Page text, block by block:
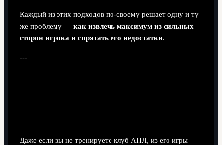
Каждый из этих подходов по-своему решает одну и ту
же проблему — как извлечь максимум из сильных
сторон игрока и спрятать его недостатки.
---
Даже если вы не тренируете клуб АПЛ, из его игры